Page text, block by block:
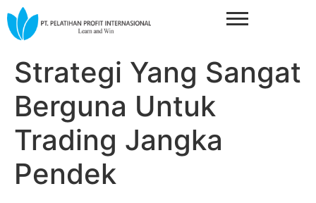
Strategi Yang Sangat
Berguna Untuk
Trading Jangka
Pendek